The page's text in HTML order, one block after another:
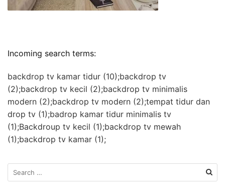
Incoming search terms:
backdrop tv kamar tidur (10);backdrop tv
(2);backdrop tv kecil (2);backdrop tv minimalis
modern (2);backdrop tv modern (2);tempat tidur dan
drop tv (1);badrop kamar tidur minimalis tv
(1);Backdroup tv kecil (1);backdrop tv mewah
(1);backdrop tv kamar (1);
e